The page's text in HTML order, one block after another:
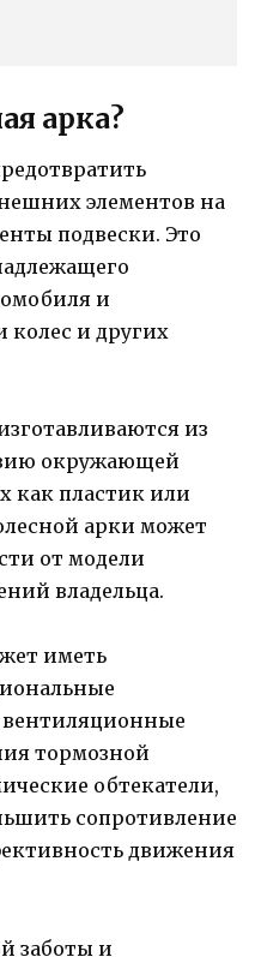
арка?
элементов на
подвески. Это
и
колес и других
из
окружающей
как пластик или
арки может
от модели
владельца.
иметь
вентиляционные
тормозной
обтекатели,
сопротивление
движения
заботы и